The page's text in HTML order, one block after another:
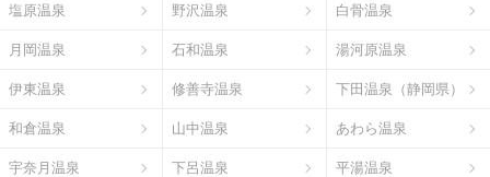
塩原温泉 野沢温泉 白骨温泉
月岡温泉 石和温泉 湯河原温泉
伊東温泉 修善寺温泉 下田温泉（静岡県）
和倉温泉 山中温泉 あわら温泉
宇奈月温泉 下呂温泉 平湯温泉